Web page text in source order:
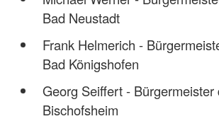
Bad Neustadt
Frank Helmerich -
Bad Königshofen
Georg Seiffert - Bürgermeister
Bischofsheim